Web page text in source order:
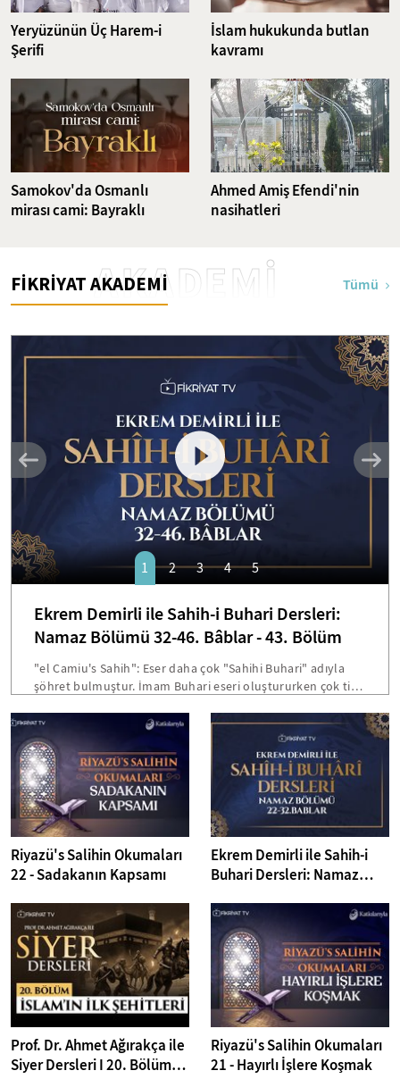
Yeryüzünün Üç Harem-i
Şerifi
İslam hukukunda butlan
kavramı
Samokov'da Osmanlı
mirası cami: Bayraklı
Ahmed Amiş Efendi'nin
nasihatleri
FİKRİYAT AKADEMİAKADEMİ Tümü
Ekrem Demirli ile Sahih-i Buhari Dersleri:
Namaz Bölümü 32-46. Bâblar - 43. Bölüm
"el Camiu's Sahih": Eser daha çok "Sahihi Buhari" adıyla
şöhret bulmuştur. İmam Buhari eseri oluştururken çok titiz
cerh ve tadil yöntemine göre hadis belirleyerek on beş
sene sonunda iki kapak arasında toplayabilmiştir. Kendi
tabiri ile her babı yazarken mutlaka gusül abdesti almış ve
Efendimizin (SAV) sözlerine büyük ihtimam göstermiştir.
1 2 3 4 5
Riyazü's Salihin Okumaları
22 - Sadakanın Kapsamı
Ekrem Demirli ile Sahih-i
Buhari Dersleri: Namaz
Bölüm
Prof. Dr. Ahmet Ağırakça ile
Siyer Dersleri I 20. Bölüm:
Riyazü's Salihin Okumaları
21 - Hayırlı İşlere Koşmak